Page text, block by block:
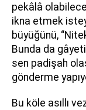
pekâlâ
ikna etmek
büyüğünü,
Bunda da
sen padişah
gönderme
Bu köle asıllı